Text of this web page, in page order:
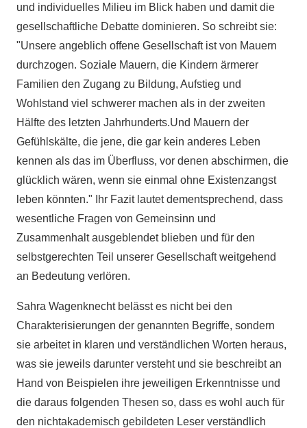
und individuelles Milieu im Blick haben und damit die
gesellschaftliche Debatte dominieren. So schreibt sie:
"Unsere angeblich offene Gesellschaft ist von Mauern
durchzogen. Soziale Mauern, die Kindern ärmerer
Familien den Zugang zu Bildung, Aufstieg und
Wohlstand viel schwerer machen als in der zweiten
Hälfte des letzten Jahrhunderts.Und Mauern der
Gefühlskälte, die jene, die gar kein anderes Leben
kennen als das im Überfluss, vor denen abschirmen, die
glücklich wären, wenn sie einmal ohne Existenzangst
leben könnten." Ihr Fazit lautet dementsprechend, dass
wesentliche Fragen von Gemeinsinn und
Zusammenhalt ausgeblendet blieben und für den
selbstgerechten Teil unserer Gesellschaft weitgehend
an Bedeutung verlören.
Sahra Wagenknecht belässt es nicht bei den
Charakterisierungen der genannten Begriffe, sondern
sie arbeitet in klaren und verständlichen Worten heraus,
was sie jeweils darunter versteht und sie beschreibt an
Hand von Beispielen ihre jeweiligen Erkenntnisse und
die daraus folgenden Thesen so, dass es wohl auch für
den nichtakademisch gebildeten Leser verständlich